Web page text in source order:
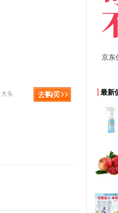
大头
京东优惠券与京东
最新